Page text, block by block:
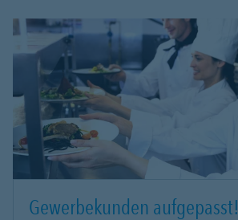
Gewerbekunden aufgepasst!